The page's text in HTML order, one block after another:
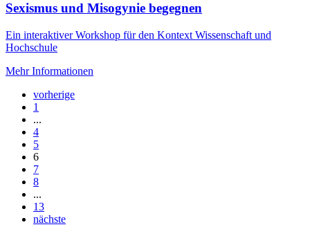
Sexismus und Misogynie begegnen
Ein interaktiver Workshop für den Kontext Wissenschaft und
Hochschule
Mehr Informationen
vorherige
1
...
4
5
6
7
8
...
13
nächste